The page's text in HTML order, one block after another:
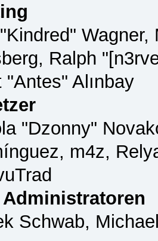
Wagner,
Ralph
"Antes" Alınbay
"Dzonny"
m4z,
Administratoren
Schwab,